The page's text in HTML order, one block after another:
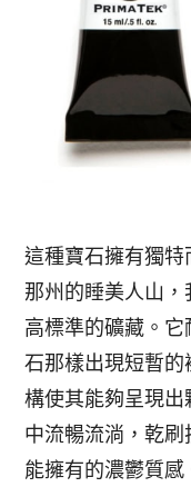
聯絡我們
這種寶石擁有獨
那州的睡美人山
高標準的礦藏。
石那樣出現短暫
構使其能夠呈現
中流暢流淌，乾
能擁有的濃鬱質